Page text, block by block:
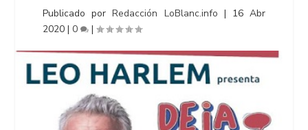
Publicado porRedacción LoBlanc.info | 16 Abr
2020 |0 |